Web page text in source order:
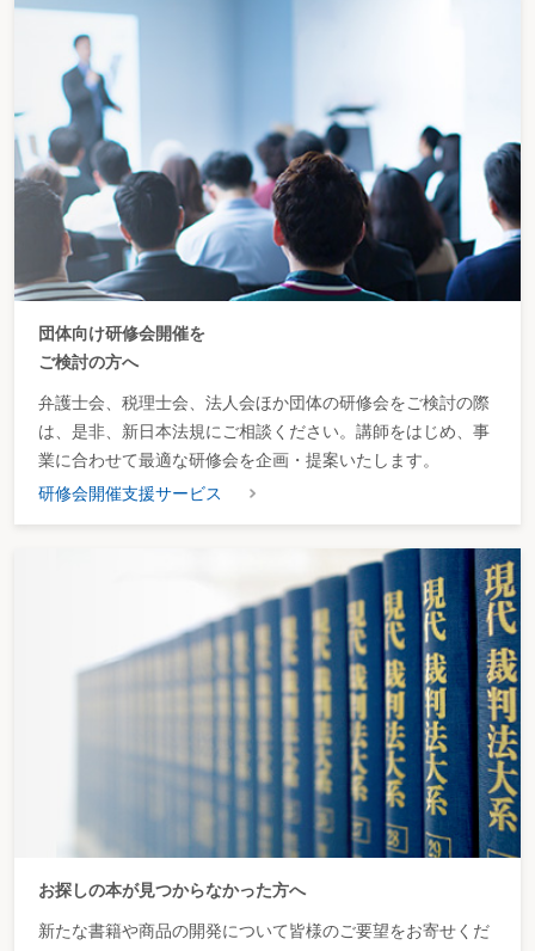
団体向け研修会開催を
ご検討の方へ
弁護士会、税理士会、法人会ほか団体の研修会をご検討の際
は、是非、新日本法規にご相談ください。講師をはじめ、事
業に合わせて最適な研修会を企画・提案いたします。
研修会開催支援サービス
お探しの本が見つからなかった方へ
新たな書籍や商品の開発について皆様のご要望をお寄せくだ